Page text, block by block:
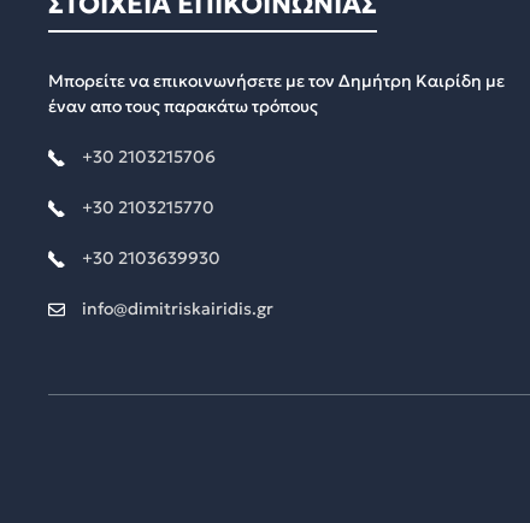
Μπορείτε να επικοινωνήσετε με τον Δημήτρη Καιρίδη με
έναν απο τους παρακάτω τρόπους
+30 2103215706
+30 2103215770
+30 2103639930
info@dimitriskairidis.gr